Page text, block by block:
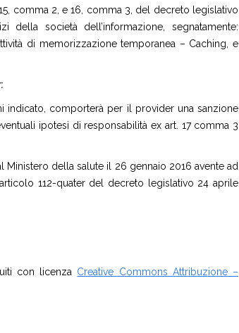
comma 2, e 16, comma 3, del decreto legislativo
società dell’informazione, segnatamente:
di memorizzazione temporanea – Caching, e
indicato, comporterà per il provider una sanzione
ipotesi di responsabilità ex art. 17 comma 3
Ministero della salute il 26 gennaio 2016 avente ad
112-quater del decreto legislativo 24 aprile
con licenza Creative Commons Attribuzione –